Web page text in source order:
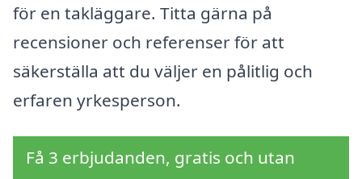
för en takläggare. Titta gärna på
recensioner och referenser för att
säkerställa att du väljer en pålitlig och
erfaren yrkesperson.
Få 3 erbjudanden, gratis och utan